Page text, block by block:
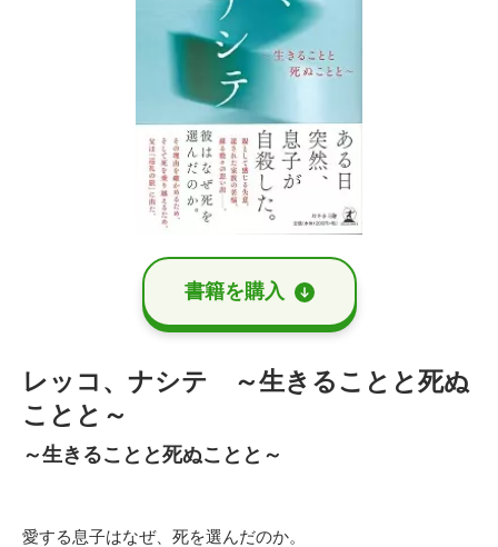
書籍を購⼊
レッコ、ナシテ ～生きることと死ぬ
ことと～
～生きることと死ぬことと～
愛する息子はなぜ、死を選んだのか。